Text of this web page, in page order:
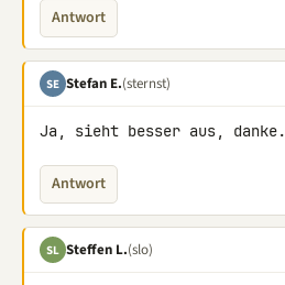
Antwort
SE Stefan E.(sternst)
Ja, sieht besser aus, danke.
Antwort
SL Steffen L.(slo)